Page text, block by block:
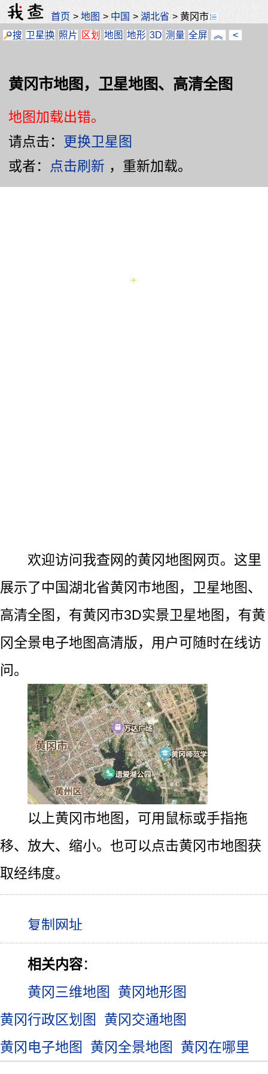
首页 >地图 > 中国 >湖北省 >黄冈市
搜 卫星换 照片 区划 地图 地形 3D 测量 全屏 ︽ <
黄冈市地图，卫星地图、高清全图
地图加载出错。
请点击： 更换卫星图
或者： 点击刷新 ，重新加载。
欢迎访问我查网的黄冈地图网页。这里
展示了中国湖北省黄冈市地图，卫星地图、
高清全图，有黄冈市3D实景卫星地图，有黄
冈全景电子地图高清版，用户可随时在线访
问。
以上黄冈市地图，可用鼠标或手指拖
移、放大、缩小。也可以点击黄冈市地图获
取经纬度。
相关内容：
黄冈三维地图
黄冈地形图
黄冈行政区划图
黄冈交通地图
黄冈电子地图
黄冈全景地图 黄冈在哪里